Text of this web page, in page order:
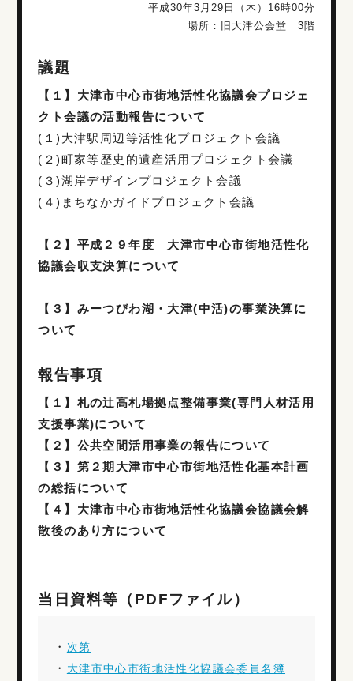
平成30年3月29日（木）16時00分
場所：旧大津公会堂 3階
議題
【１】大津市中心市街地活性化協議会プロジェ
クト会議の活動報告について
(１)大津駅周辺等活性化プロジェクト会議
(２)町家等歴史的遺産活用プロジェクト会議
(３)湖岸デザインプロジェクト会議
(４)まちなかガイドプロジェクト会議
【２】平成２９年度 大津市中心市街地活性化
協議会収支決算について
【３】みーつびわ湖・大津(中活)の事業決算に
ついて
報告事項
【１】札の辻高札場拠点整備事業(専門人材活用
支援事業)について
【２】公共空間活用事業の報告について
【３】第２期大津市中心市街地活性化基本計画
の総括について
【４】大津市中心市街地活性化協議会協議会解
散後のあり方について
当日資料等（PDFファイル）
・ 次第
・ 大津市中心市街地活性化協議会委員名簿